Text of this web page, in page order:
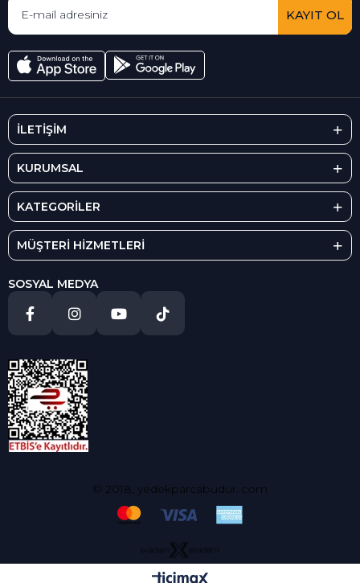
KAYIT OL
İLETİŞİM
KURUMSAL
KATEGORİLER
MÜŞTERİ HİZMETLERİ
SOSYAL MEDYA
© 2018, yedekparcabudur..com